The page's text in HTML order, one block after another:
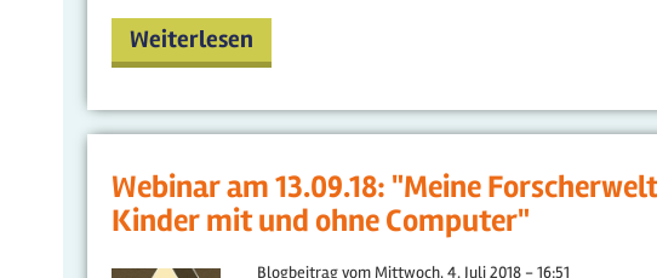
Weiterlesen
Webinar am 13.09.18: "Meine
Kinder mit und ohne Computer"
Blogbeitrag vom Mittwoch, 4. Juli 2018 - 16:51